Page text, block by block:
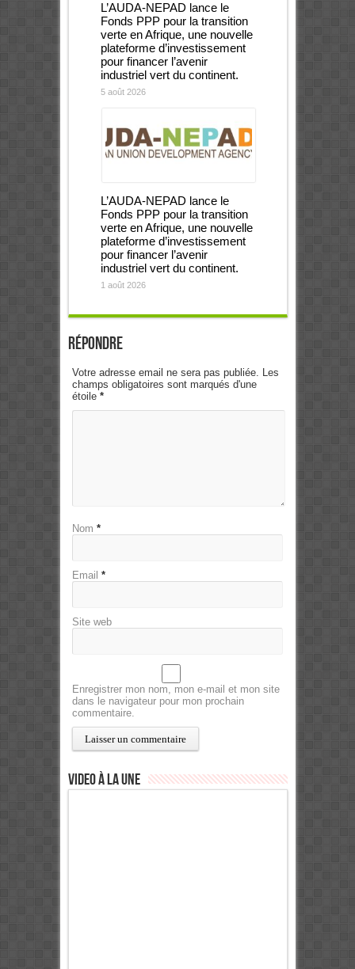
L’AUDA-NEPAD lance le
Fonds PPP pour la transition
verte en Afrique, une nouvelle
plateforme d’investissement
pour financer l’avenir
industriel vert du continent.
5 août 2026
L’AUDA-NEPAD lance le
Fonds PPP pour la transition
verte en Afrique, une nouvelle
plateforme d’investissement
pour financer l’avenir
industriel vert du continent.
1 août 2026
Répondre
Votre adresse email ne sera pas publiée. Les
champs obligatoires sont marqués d'une
étoile *
Nom *
Email *
Site web
Enregistrer mon nom, mon e-mail et mon site
dans le navigateur pour mon prochain
commentaire.
Video à la Une